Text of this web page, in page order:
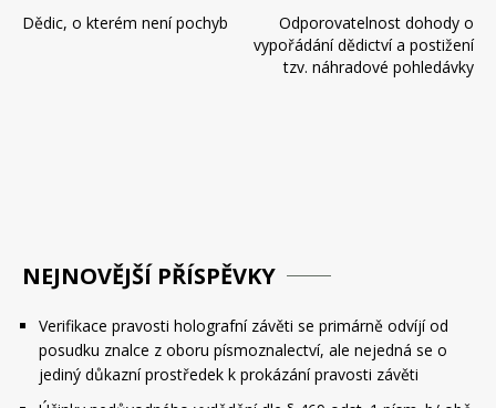
pro
Dědic, o kterém není pochyb
Odporovatelnost dohody o
vypořádání dědictví a postižení
tzv. náhradové pohledávky
NEJNOVĚJŠÍ PŘÍSPĚVKY
Verifikace pravosti holografní závěti se primárně odvíjí od
posudku znalce z oboru písmoznalectví, ale nejedná se o
jediný důkazní prostředek k prokázání pravosti závěti